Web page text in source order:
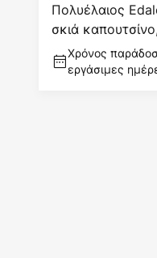
Πολυέλαιος
σκιά
Χρόνος
εργάσιμες